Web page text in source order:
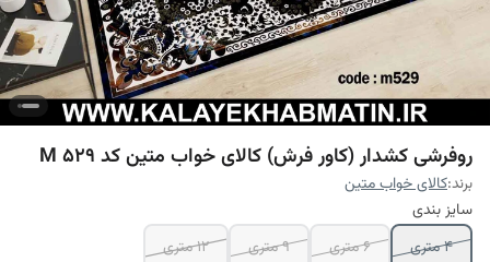
روفرشی کشدار (کاور فرش) کالای خواب متین کد M 529
برند:کالای خواب متین
سایز بندی
4 متری
6 متری 9 متری 12 متری